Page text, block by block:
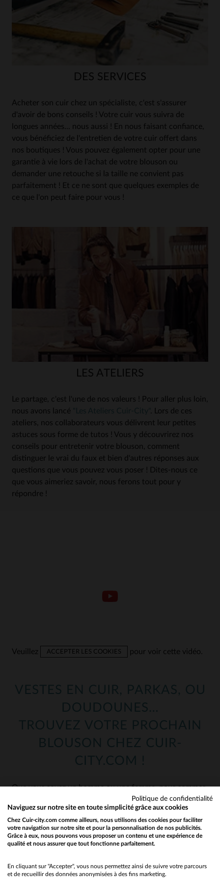
DES SERVICES
Acheter son cuir chez un spécialiste, c'est s'assurer
d'avoir de bons conseils ! Votre cuir vous suivra de
longues années... nous aussi ! En nous faisant confiance,
vous bénéficiez de l'entretien de votre cuir offert dans
nos boutiques ! Vous pouvez également opter pour une
garantie à vie lors de l'achat de votre blouson ou
demander une retouche si la taille ne convient pas
parfaitement ! Et ce ne sont que quelques exemples de
ce que l'on peut faire pour vous !
LES ATELIERS
Le partage, c'est l'une de nos valeurs ! Pour aller plus loin,
nous avons lancé
. Lors de ces
ateliers, nos collaborateurs vous délivrent leur petites
astuces sous forme de tutos ! Vous y découvrirez nos
conseils pour entretenir votre blouson, comment
distinguer le vrai du faux et bien d'autres réponses aux
questions que vous pouvez vous poser ! Dites-nous ce
que vous aimeriez savoir, nous ferons tout pour y
répondre !
Veuillez ACCEPTER LES COOKIES pour voir cette vidéo.
VESTES EN CUIR, PARKAS, OU
DOUDOUNES…
TROUVEZ VOTRE PROCHAIN
BLOUSON CHEZ CUIR-
CITY.COM !
Que vous soyez un homme ou une femme, nous sommes
sûrs d’avoir le blouson ou le manteau qu’il vous faut !
Une fois votre rayon choisi ci-dessus, vous avez accès à
notre catalogue : plus de 1000 blousons en cuir et
presque autant dans notre rayon textile ! Craquez pour
les dernières nouveautés parmi nos perfectos, nos
Would you like to be redirected to our English site?
No
Politique de confidentialité
Naviguez sur notre site en toute simplicité grâce aux cookies
Chez Cuir-city.com comme ailleurs, nous utilisons des cookies pour faciliter
votre navigation sur notre site et pour la personnalisation de nos publicités.
Grâce à eux, nous pouvons vous proposer un contenu et une expérience de
qualité et nous assurer que tout fonctionne parfaitement.
En cliquant sur "Accepter", vous nous permettez ainsi de suivre votre parcours
et de recueillir des données anonymisées à des fins marketing.